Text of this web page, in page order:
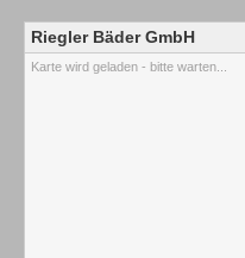
Riegler Bäder GmbH
Karte wird geladen - bitte warten...